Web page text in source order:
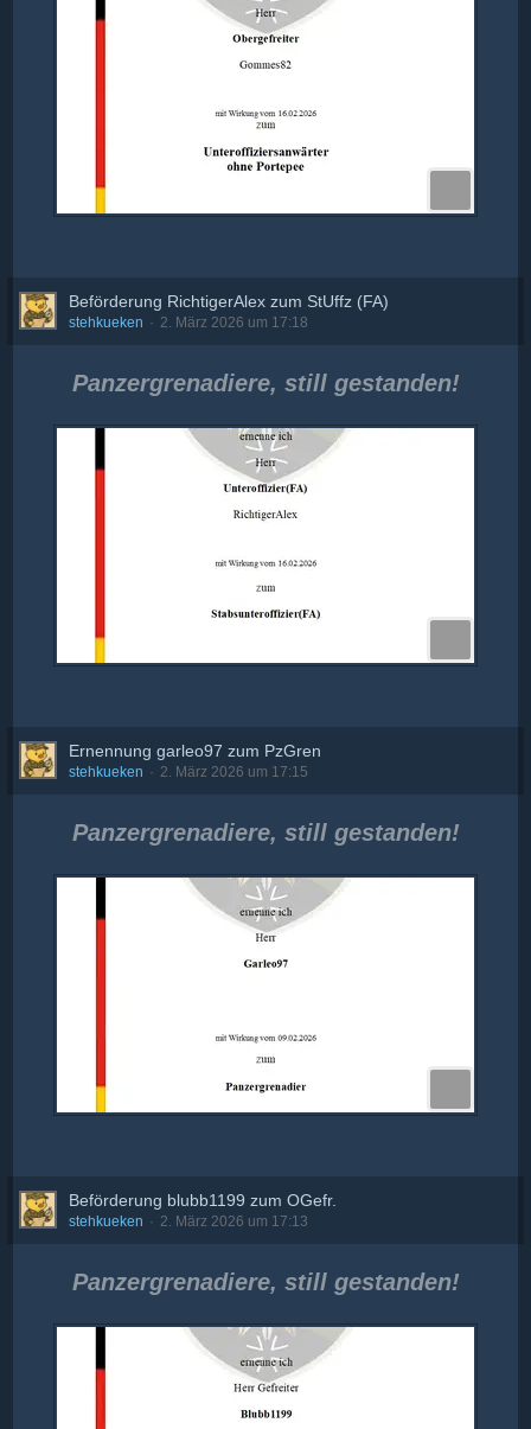
Beförderung RichtigerAlex zum StUffz (FA)
stehkueken 2. März 2026 um 17:18
Panzergrenadiere, still gestanden!
Ernennung garleo97 zum PzGren
stehkueken 2. März 2026 um 17:15
Panzergrenadiere, still gestanden!
Beförderung blubb1199 zum OGefr.
stehkueken 2. März 2026 um 17:13
Panzergrenadiere, still gestanden!